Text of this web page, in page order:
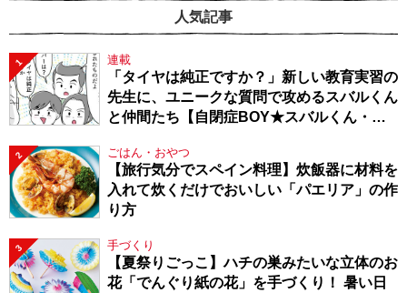
人気記事
1 連載
「タイヤは純正ですか？」新しい教育実習の
先生に、ユニークな質問で攻めるスバルくん
と仲間たち【自閉症BOY★スバルくん・
2 ごはん・おやつ
【旅行気分でスペイン料理】炊飯器に材料を
入れて炊くだけでおいしい「パエリア」の作
り方
3 手づくり
【夏祭りごっこ】ハチの巣みたいな立体のお
花「でんぐり紙の花」を手づくり！ 暑い日